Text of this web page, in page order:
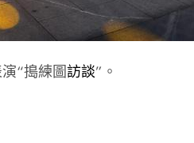
“搗練圖訪談”。